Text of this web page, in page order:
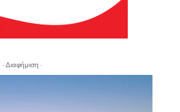
- Διαφήμιση -